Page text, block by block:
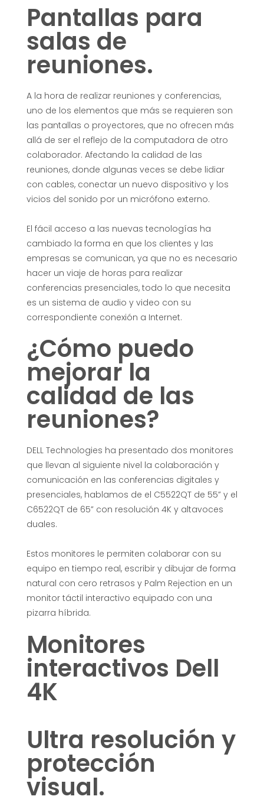
e
v
a
t
u
s
r
e
u
n
o
n
e
s
a
l
s
i
g
u
e
n
t
Pantallas para
salas de
reuniones.
A la hora de realizar reuniones y conferencias,
uno de los elementos que más se requieren son
las pantallas o proyectores, que no ofrecen más
allá de ser el reflejo de la computadora de otro
colaborador. Afectando la calidad de las
reuniones, donde algunas veces se debe lidiar
con cables, conectar un nuevo dispositivo y los
vicios del sonido por un micrófono externo.
El fácil acceso a las nuevas tecnologías ha
cambiado la forma en que los clientes y las
empresas se comunican, ya que no es necesario
hacer un viaje de horas para realizar
conferencias presenciales, todo lo que necesita
es un sistema de audio y video con su
correspondiente conexión a Internet.
¿Cómo puedo
mejorar la
calidad de las
reuniones?
DELL Technologies ha presentado dos monitores
que llevan al siguiente nivel la colaboración y
comunicación en las conferencias digitales y
presenciales, hablamos de el C5522QT de 55” y el
C6522QT de 65” con resolución 4K y altavoces
duales.
Estos monitores le permiten colaborar con su
equipo en tiempo real, escribir y dibujar de forma
natural con cero retrasos y Palm Rejection en un
monitor táctil interactivo equipado con una
pizarra híbrida.
Monitores
interactivos Dell
4K
Ultra resolución y
protección
visual.